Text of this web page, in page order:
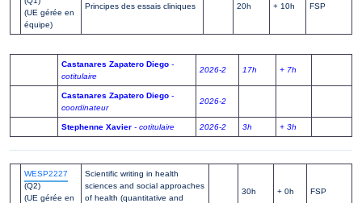
(UE gérée en
équipe)
Principes des essais cliniques 20h + 10h FSP
Castanares Zapatero Diego -
cotitulaire
2026-2 17h + 7h
Castanares Zapatero Diego -
coordinateur
2026-2
Stephenne Xavier - cotitulaire 2026-2 3h + 3h
WESP2227
(Q2)
(UE gérée en
Scientific writing in health
sciences and social approaches
of health (quantitative and
30h + 0h FSP